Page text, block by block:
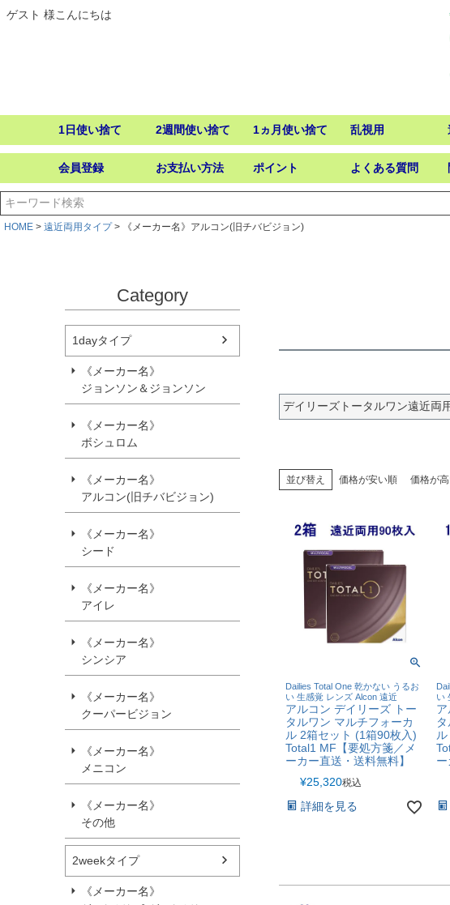
ゲスト 様こんにちは
1日使い捨て 2週間使い捨て 1ヵ月使い捨て 乱視用
会員登録 お支払い方法 ポイント よくある質問
HOME 遠近両用タイプ 《メーカー名》アルコン(旧チバビジョン)
Category
1dayタイプ
《メーカー名》
ジョンソン＆ジョンソン
《メーカー名》
ボシュロム
《メーカー名》
アルコン(旧チバビジョン)
《メーカー名》
シード
《メーカー名》
アイレ
《メーカー名》
シンシア
《メーカー名》
クーパービジョン
《メーカー名》
メニコン
《メーカー名》
その他
2weekタイプ
《メーカー名》
デイリーズトータルワン遠近両
並び替え 価格が安い順 価格が
Dailies Total One 乾かない うるお
い 生感覚 レンズ Alcon 遠近
アルコン デイリーズ トー
タルワン マルチフォーカ
ル 2箱セット (1箱90枚入)
Total1 MF【要処方箋／メ
ーカー直送・送料無料】
¥25,320税込
詳細を見る
い
ー